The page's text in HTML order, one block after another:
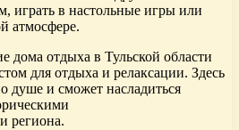
играть в настольные игры или
атмосфере.
дома отдыха в Тульской области
для отдыха и релаксации. Здесь
душе и сможет насладиться
региона.